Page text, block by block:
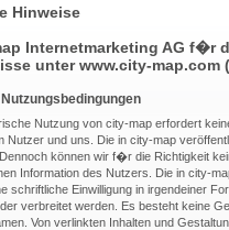
Hinweise
Internetmarketing AG f�r
unter www.city-
Nutzung von city-map erfordert
Nutzer und uns. Die in city-map
können wir f�r die Richtigkeit
Information des Nutzers. Die in city-
schriftliche Einwilligung in irgendeiner
verbreitet werden. Es besteht keine
Von verlinkten Inhalten und